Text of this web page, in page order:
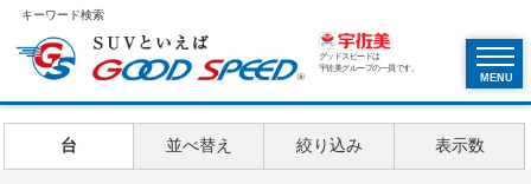
キーワード検索
グッドスピードは
宇佐美グループの一員です。
MENU
台 並べ替え 絞り込み 表示数